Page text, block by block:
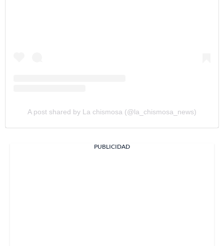
A post shared by La chismosa (@la_chismosa_news)
PUBLICIDAD